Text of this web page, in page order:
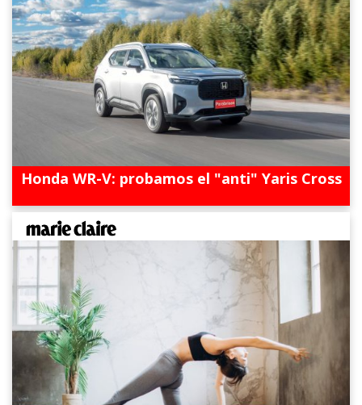
Honda WR-V: probamos el "anti" Yaris Cross